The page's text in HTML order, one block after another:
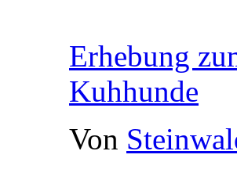
Erhebung
Kuhhunde
Von